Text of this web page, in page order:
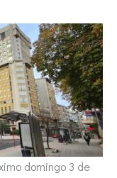
domingo 3 de